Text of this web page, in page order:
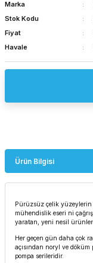
Marka
Stok Kodu
Fiyat
Havale
Ürün Bilgisi
Pürüzsüz çelik yüzeylerin
mühendislik eseri ni
yaratan, yeni nesil
Her geçen gün daha çok
açısından noryl ve
pompa serileridir.